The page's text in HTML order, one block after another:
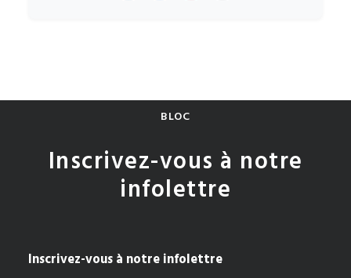
BLOC
Inscrivez-vous à notre
infolettre